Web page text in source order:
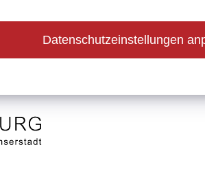
Datenschutzeinstellungen